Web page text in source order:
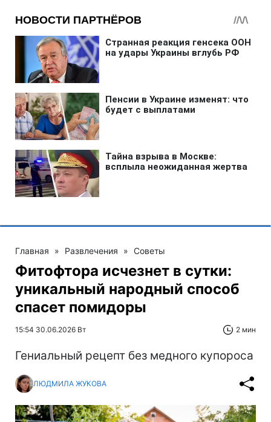
Главная » Развлечения » Советы
Фитофтора исчезнет в сутки:
уникальный народный способ
спасет помидоры
15:54 30.06.2026 Вт 2 мин
Гениальный рецепт без медного купороса
ЛЮДМИЛА ЖУКОВА